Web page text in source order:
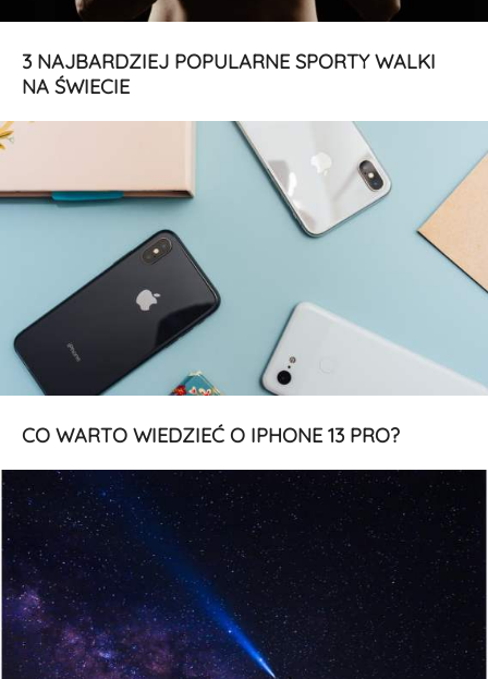
3 NAJBARDZIEJ POPULARNE SPORTY WALKI
NA ŚWIECIE
CO WARTO WIEDZIEĆ O IPHONE 13 PRO?